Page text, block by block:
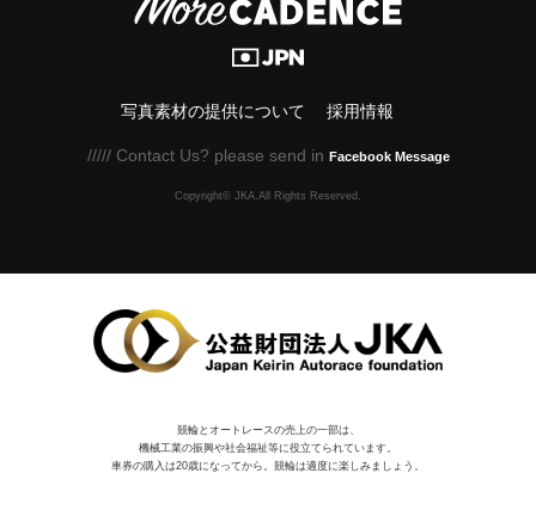
写真素材の提供について 採用情報
///// Contact Us? please send in Facebook Message
Copyright© JKA.All Rights Reserved.
競輪とオートレースの売上の一部は、
機械⼯業の振興や社会福祉等に役⽴てられています。
車券の購入は20歳になってから。競輪は適度に楽しみましょう。